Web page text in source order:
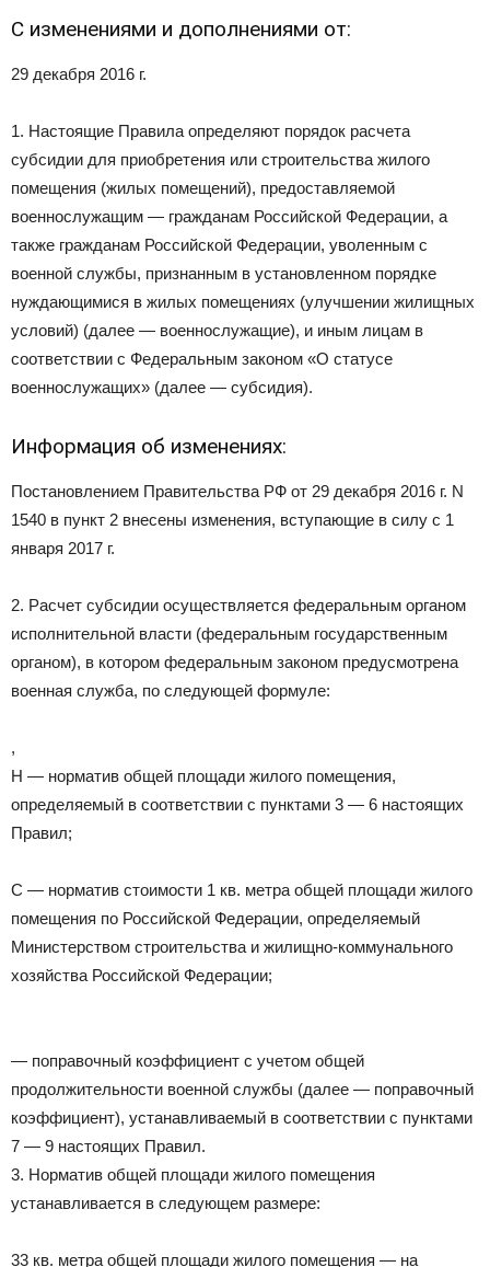
С изменениями и дополнениями от:
29 декабря 2016 г.
1. Настоящие Правила определяют порядок расчета
субсидии для приобретения или строительства жилого
помещения (жилых помещений), предоставляемой
военнослужащим — гражданам Российской Федерации, а
также гражданам Российской Федерации, уволенным с
военной службы, признанным в установленном порядке
нуждающимися в жилых помещениях (улучшении жилищных
условий) (далее — военнослужащие), и иным лицам в
соответствии с Федеральным законом «О статусе
военнослужащих» (далее — субсидия).
Информация об изменениях:
Постановлением Правительства РФ от 29 декабря 2016 г. N
1540 в пункт 2 внесены изменения, вступающие в силу с 1
января 2017 г.
2. Расчет субсидии осуществляется федеральным органом
исполнительной власти (федеральным государственным
органом), в котором федеральным законом предусмотрена
военная служба, по следующей формуле:
,
Н — норматив общей площади жилого помещения,
определяемый в соответствии с пунктами 3 — 6 настоящих
Правил;
С — норматив стоимости 1 кв. метра общей площади жилого
помещения по Российской Федерации, определяемый
Министерством строительства и жилищно-коммунального
хозяйства Российской Федерации;
— поправочный коэффициент с учетом общей
продолжительности военной службы (далее — поправочный
коэффициент), устанавливаемый в соответствии с пунктами
7 — 9 настоящих Правил.
3. Норматив общей площади жилого помещения
устанавливается в следующем размере:
33 кв. метра общей площади жилого помещения — на